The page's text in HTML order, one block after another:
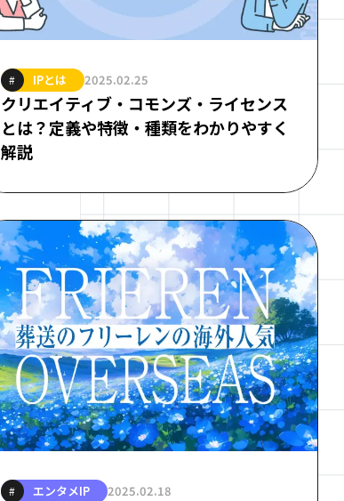
# IPとは 2025.02.25
クリエイティブ・コモンズ・ライセンス
とは？定義や特徴・種類をわかりやすく
解説
# エンタメIP 2025.02.18